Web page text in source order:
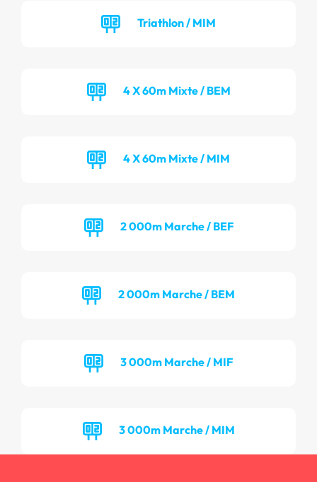
Triathlon / MIM
4 X 60m Mixte / BEM
4 X 60m Mixte / MIM
2 000m Marche / BEF
2 000m Marche / BEM
3 000m Marche / MIF
3 000m Marche / MIM